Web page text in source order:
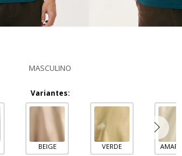
MASCULINO
Variantes:
BEIGE VERDE